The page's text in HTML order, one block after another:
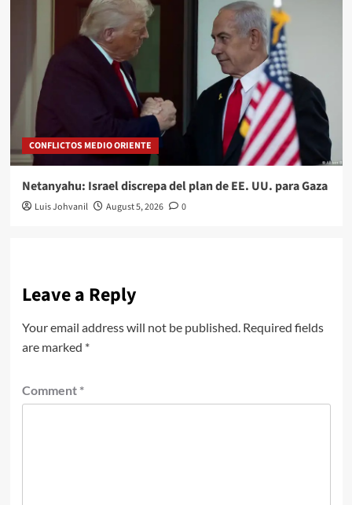
CONFLICTOS MEDIO ORIENTE
Netanyahu: Israel discrepa del plan de EE. UU. para Gaza
Luis Johvanil August 5, 2026 0
Leave a Reply
Your email address will not be published. Required fields
are marked *
Comment *